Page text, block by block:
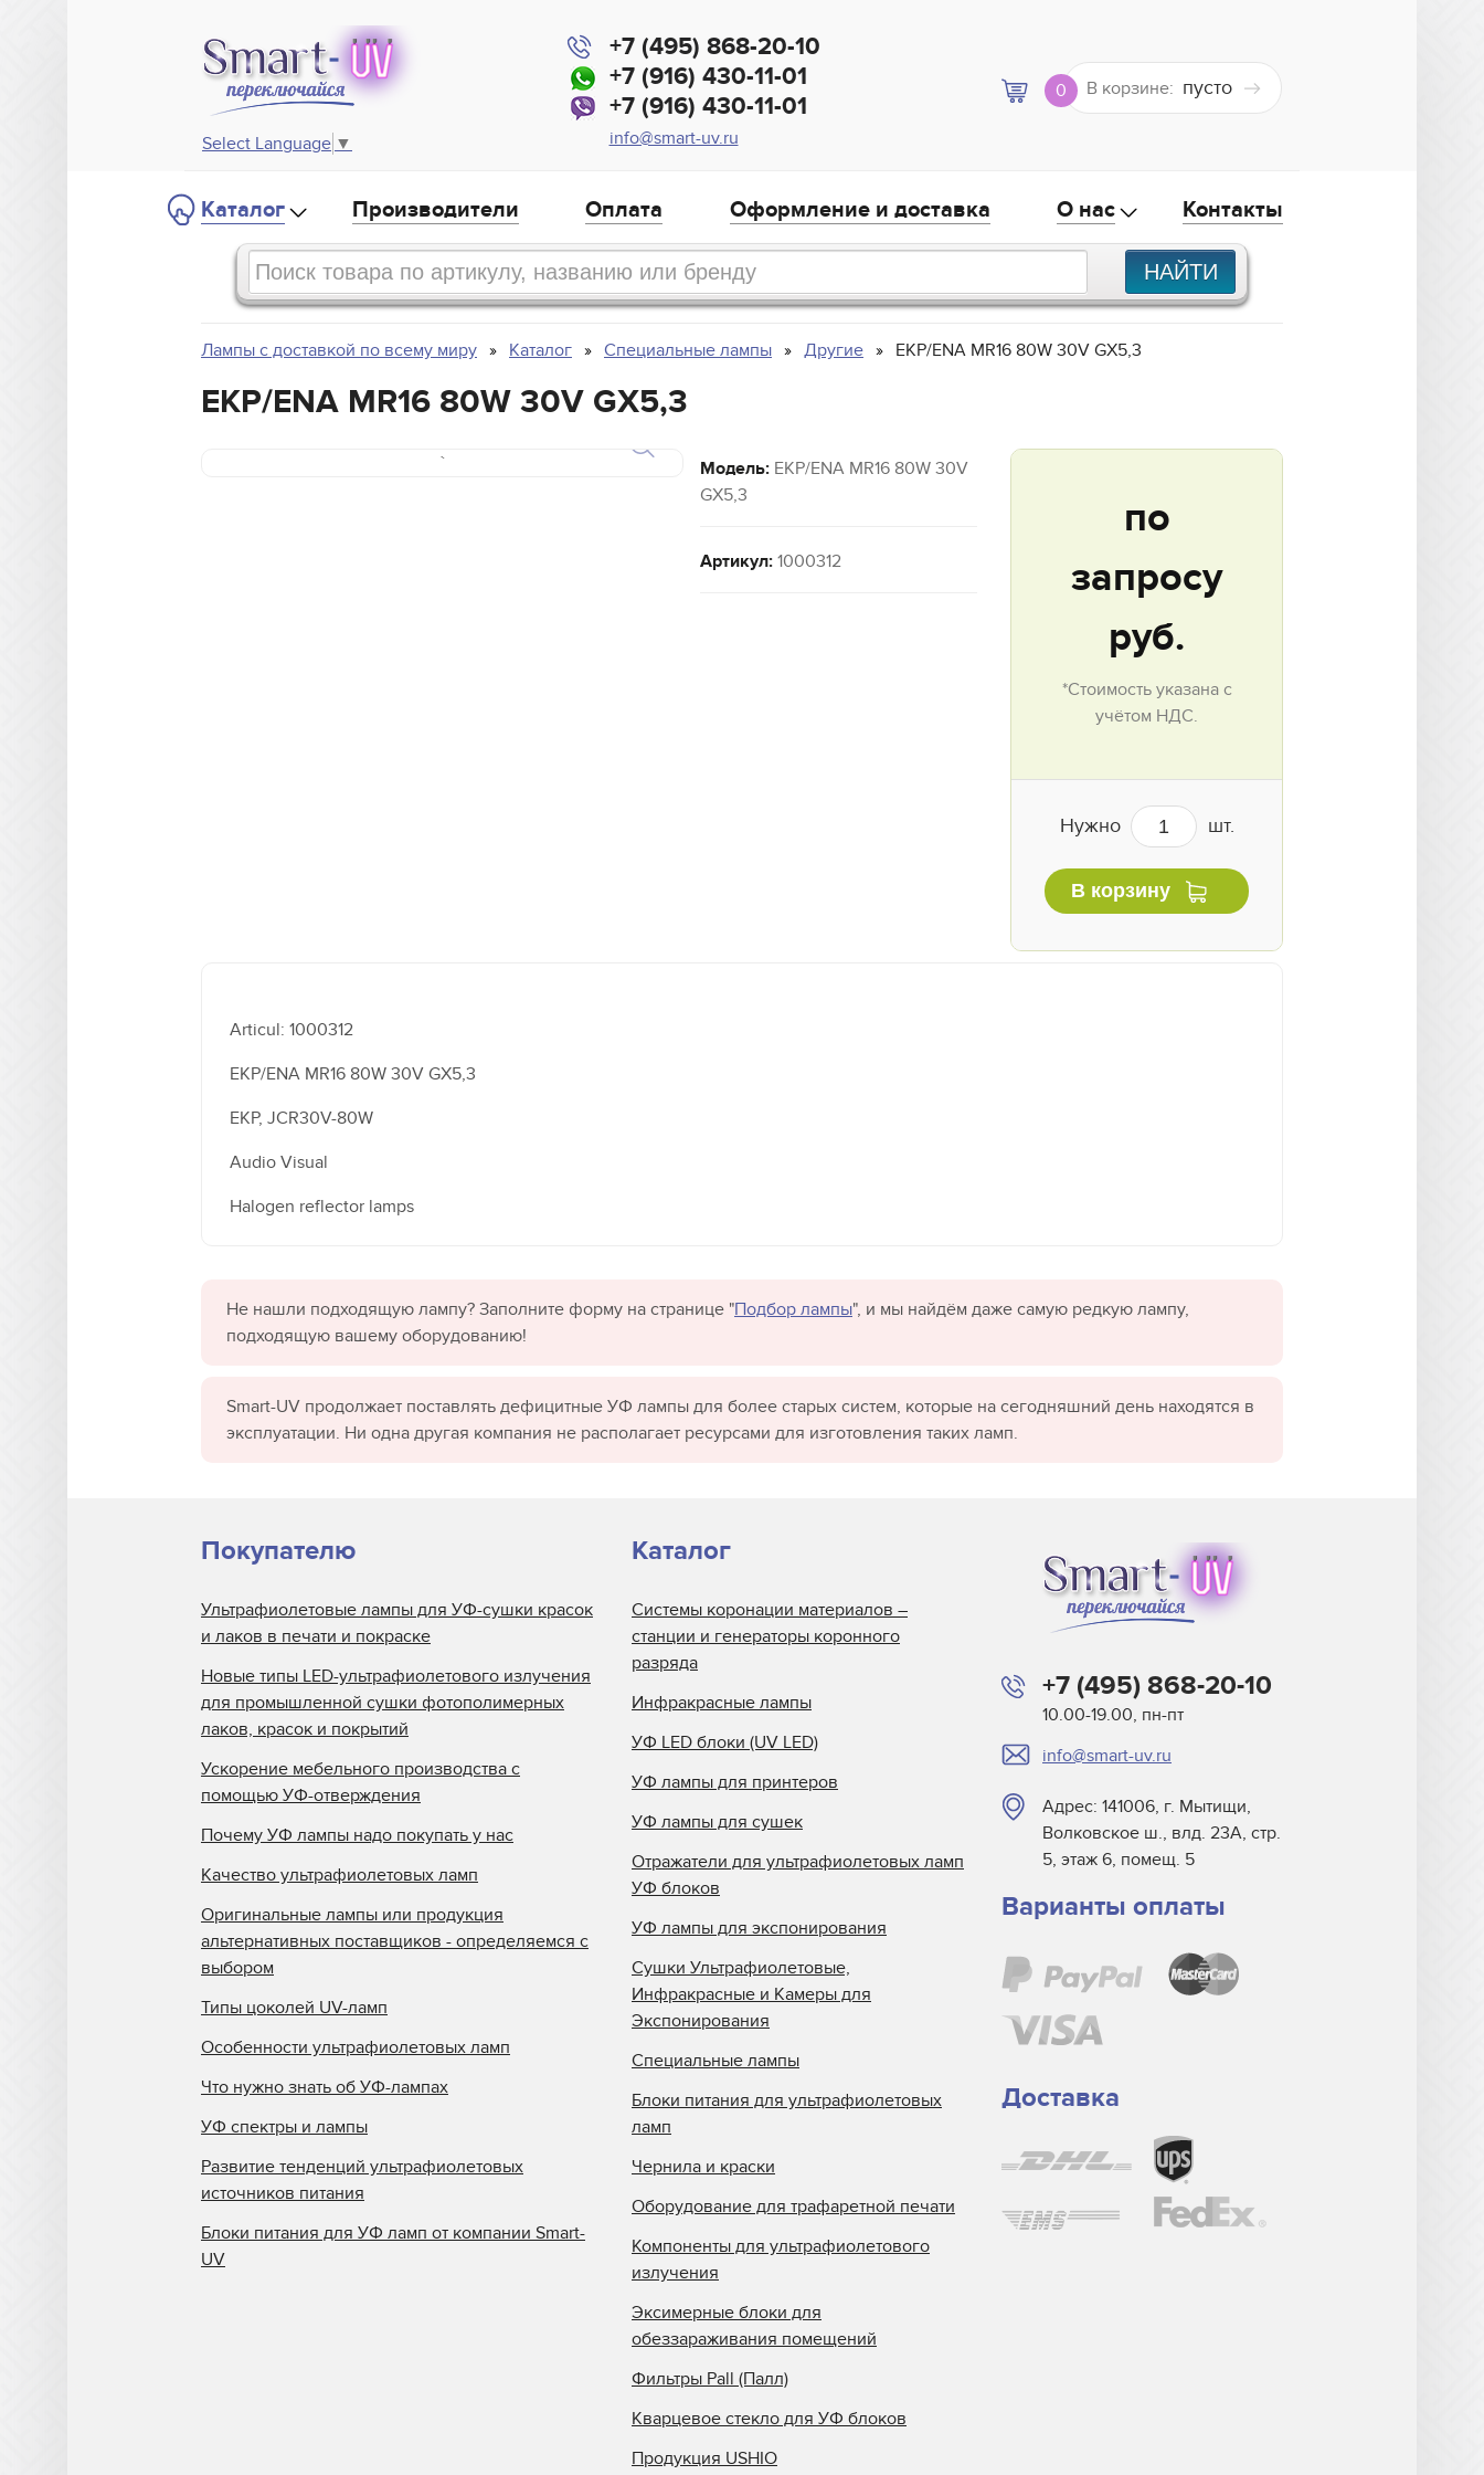
Select Language ▼
+7 (495) 868-20-10
+7 (916) 430-11-01
+7 (916) 430-11-01
info@smart-uv.ru
0 В корзине: пусто
Каталог Производители Оплата Оформление и доставка О нас Контакты
Лампы с доставкой по всему миру Каталог Специальные лампы Другие EKP/ENA MR16 80W 30V GX5,3
EKP/ENA MR16 80W 30V GX5,3
` Модель: EKP/ENA MR16 80W 30V
GX5,3
Артикул: 1000312
по
запросу
руб.
*Стоимость указана с
учётом НДС.
Нужно шт.
В корзину
Articul: 1000312
EKP/ENA MR16 80W 30V GX5,3
EKP, JCR30V-80W
Audio Visual
Halogen reflector lamps
Не нашли подходящую лампу? Заполните форму на странице "Подбор лампы", и мы найдём даже самую редкую лампу,
подходящую вашему оборудованию!
Smart-UV продолжает поставлять дефицитные УФ лампы для более старых систем, которые на сегодняшний день находятся в
эксплуатации. Ни одна другая компания не располагает ресурсами для изготовления таких ламп.
+7 (495) 868-20-10
10.00-19.00, пн-пт
info@smart-uv.ru
Адрес: 141006, г. Мытищи,
Волковское ш., влд. 23А, стр.
5, этаж 6, помещ. 5
Варианты оплаты
Доставка
Покупателю
Ультрафиолетовые лампы для УФ-сушки красок
и лаков в печати и покраске
Новые типы LED-ультрафиолетового излучения
для промышленной сушки фотополимерных
лаков, красок и покрытий
Ускорение мебельного производства с
помощью УФ-отверждения
Почему УФ лампы надо покупать у нас
Качество ультрафиолетовых ламп
Оригинальные лампы или продукция
альтернативных поставщиков - определяемся с
выбором
Типы цоколей UV-ламп
Особенности ультрафиолетовых ламп
Что нужно знать об УФ-лампах
УФ спектры и лампы
Развитие тенденций ультрафиолетовых
источников питания
Блоки питания для УФ ламп от компании Smart-
UV
Каталог
Системы коронации материалов –
станции и генераторы коронного
разряда
Инфракрасные лампы
УФ LED блоки (UV LED)
УФ лампы для принтеров
УФ лампы для сушек
Отражатели для ультрафиолетовых ламп
УФ блоков
УФ лампы для экспонирования
Сушки Ультрафиолетовые,
Инфракрасные и Камеры для
Экспонирования
Специальные лампы
Блоки питания для ультрафиолетовых
ламп
Чернила и краски
Оборудование для трафаретной печати
Компоненты для ультрафиолетового
излучения
Эксимерные блоки для
обеззараживания помещений
Фильтры Pall (Палл)
Кварцевое стекло для УФ блоков
Продукция USHIO